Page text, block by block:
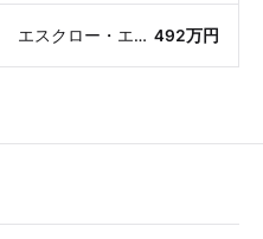
エスクロー・エージェント・ジャパン 492万円